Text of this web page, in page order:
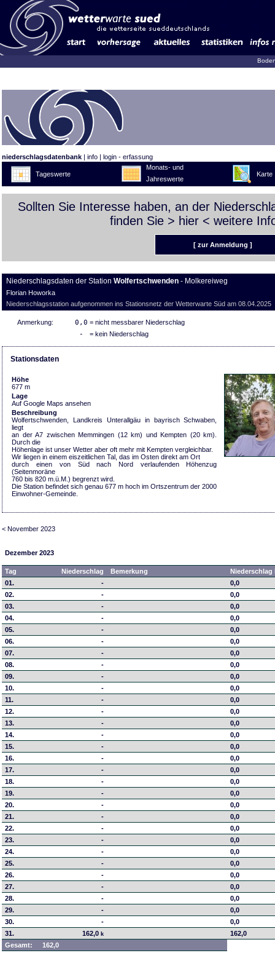
niederschlagsdatenbank | info | login - erfassung
Tageswerte
Monats- und
Jahreswerte
Karte
Sollten Sie Interesse haben, an der
finden Sie > hier < weitere
[ zur Anmeldung ]
Niederschlagsdaten der Station Wolfertschwenden - Molkereiweg
Florian Howorka
Niederschlagsstation aufgenommen ins Stationsnetz der Wetterwarte Süd am 08.04.2025
Anmerkung: 0,0 = nicht messbarer Niederschlag
- = kein Niederschlag
Stationsdaten
Höhe
677 m
Lage
Auf Google Maps ansehen
Beschreibung
Wolfertschwenden, Landkreis Unterallgäu in bayrisch Schwaben,
liegt
an der A7 zwischen Memmingen (12 km) und Kempten (20 km).
Durch die
Höhenlage ist unser Wetter aber oft mehr mit Kempten vergleichbar.
Wir liegen in einem eiszeitlichen Tal, das im Osten direkt am Ort
durch einen von Süd nach Nord verlaufenden Höhenzug
(Seitenmoräne
760 bis 820 m.ü.M.) begrenzt wird.
Die Station befindet sich genau 677 m hoch im Ortszentrum der 2000
Einwohner-Gemeinde.
< November 2023
Dezember 2023
Tag Niederschlag Bemerkung
01.
-
0,0
02.
-
0,0
03.
-
0,0
04.
-
0,0
05.
-
0,0
06.
-
0,0
07.
-
0,0
08.
-
0,0
09.
-
0,0
10.
-
0,0
11.
-
0,0
12.
-
0,0
13.
-
0,0
14.
-
0,0
15.
-
0,0
16.
-
0,0
17.
-
0,0
18.
-
0,0
19.
-
0,0
20.
-
0,0
21.
-
0,0
22.
-
0,0
23.
-
0,0
24.
-
0,0
25.
-
0,0
26.
-
0,0
27.
-
0,0
28.
-
0,0
29.
-
0,0
30.
-
0,0
31.
162,0k
162,0
Gesamt:
162,0